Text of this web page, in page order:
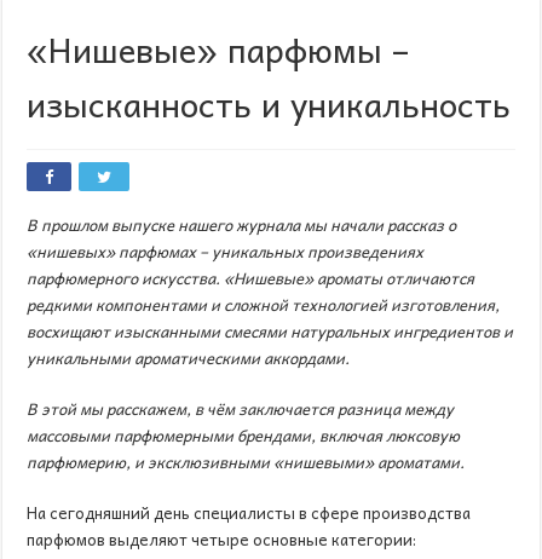
«Нишевые» парфюмы –
изысканность и уникальность
В прошлом выпуске нашего журнала мы начали рассказ о
«нишевых» парфюмах –уникальныхпроизведениях
парфюмерного искусства. «Нишевые» ароматы отличаются
редкими компонентами и сложной технологией изготовления,
восхищают изысканными смесями натуральных ингредиентов и
уникальными ароматическими аккордами.
В этой мы расскажем, в чём заключается разница между
массовыми парфюмерными брендами, включая люксовую
парфюмерию, и эксклюзивными «нишевыми» ароматами.
На сегодняшний день специалисты в сфере производства
парфюмов выделяют четыре основные категории: